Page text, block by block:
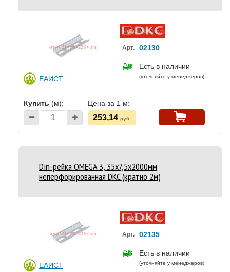
ЕАИСТ
Арт. 02130
Есть в наличии
(уточняйте у менеджеров)
Купить (м): Цена за 1 м:
253,14 руб.
Din-рейка OMEGA 3, 35х7,5х2000мм
неперфорированная DKC (кратно 2м)
ЕАИСТ
Арт. 02135
Есть в наличии
(уточняйте у менеджеров)